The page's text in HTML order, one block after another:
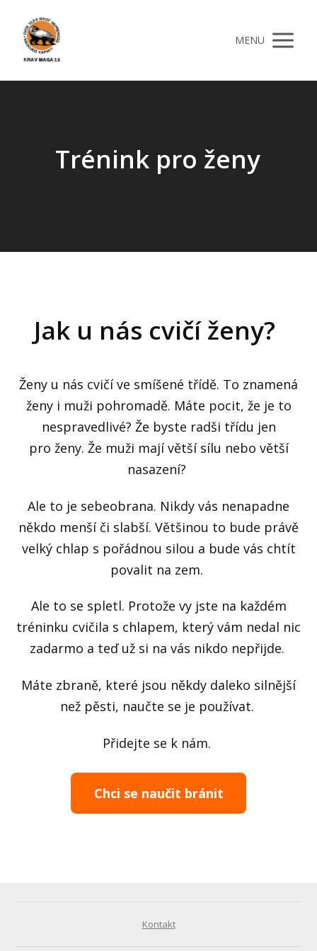
MENU
Trénink pro ženy
Jak u nás cvičí ženy?
Ženy u nás cvičí ve smíšené třídě. To znamená
ženy i muži pohromadě. Máte pocit, že je to
nespravedlivé? Že byste radši třídu jen
pro ženy. Že muži mají větší sílu nebo větší
nasazení?
Ale to je sebeobrana. Nikdy vás nenapadne
někdo menší či slabší. Většinou to bude právě
velký chlap s pořádnou silou a bude vás chtít
povalit na zem.
Ale to se spletl. Protože vy jste na každém
tréninku cvičila s chlapem, který vám nedal nic
zadarmo a teď už si na vás nikdo nepřijde.
Máte zbraně, které jsou někdy daleko silnější
než pěsti, naučte se je používat.
Přidejte se k nám.
Chci se naučit bránit
Kontakt